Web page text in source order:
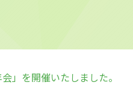
」を開催いたしました。